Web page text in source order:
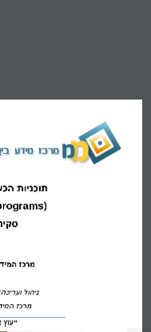
תוכניות
(
סקירת
מרכז
ניהול
מרכז
ייעוץ אקדמי: